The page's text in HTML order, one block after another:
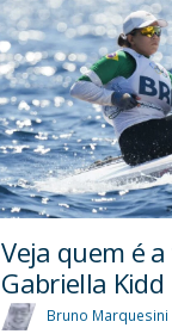
Veja quem é
Gabriella Kidd
Bruno Marquesini